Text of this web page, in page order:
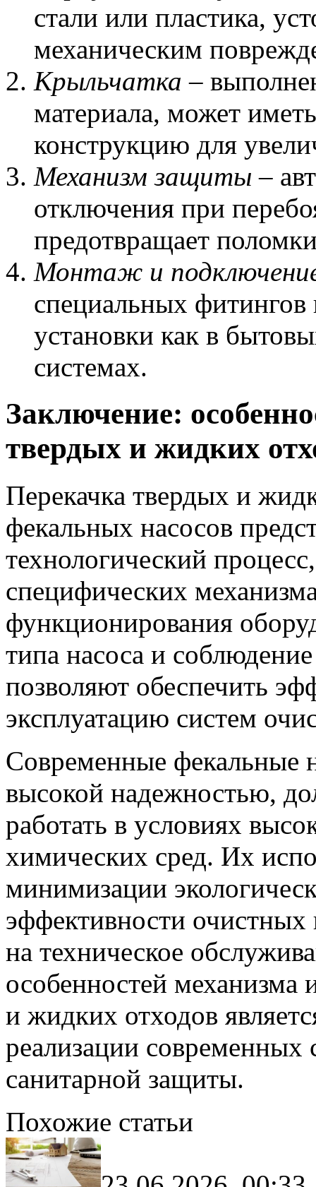
стали или пластика,
механическим
Крыльчатка –
материала, может
конструкцию для
Механизм защиты –
отключения при
предотвращает
Монтаж и
специальных фитингов
установки как в
системах.
Заключение:
твердых и жидких
Перекачка твердых и
фекальных насосов
технологический
специфических
функционирования
типа насоса и
позволяют обеспечить
эксплуатацию систем
Современные фекальные
высокой надежностью,
работать в условиях
химических сред. Их
минимизации
эффективности
на техническое
особенностей механизма
и жидких отходов
реализации современных
санитарной защиты.
Похожие статьи